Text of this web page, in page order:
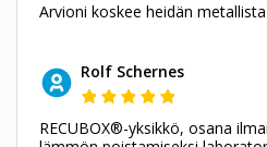
Arvioni koskee heidän
Rolf Schernes
RECUBOX®-yksikkö, osana